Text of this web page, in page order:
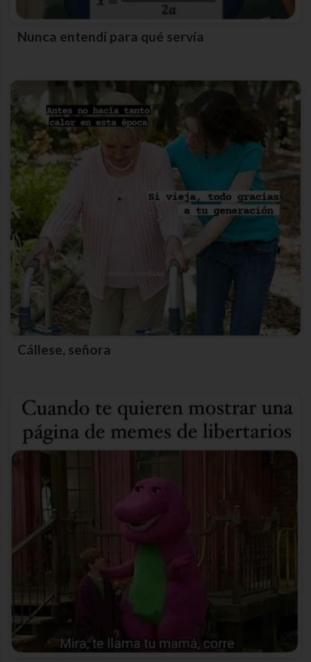
Nunca entendí para qué servía
Cállese, señora